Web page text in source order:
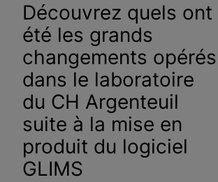
Découvrez quels ont
été les grands
changements opérés
dans le laboratoire
du CH Argenteuil
suite à la mise en
produit du logiciel
GLIMS